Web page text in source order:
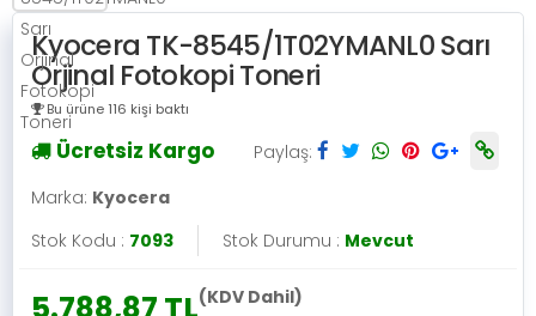
Kyocera TK-8545/1T02YMANL0 Sarı
Orjinal Fotokopi Toneri
Bu ürüne 116 kişi baktı
Ücretsiz Kargo
Paylaş:
Marka: Kyocera
Stok Kodu : 7093 Stok Durumu : Mevcut
(KDV Dahil)